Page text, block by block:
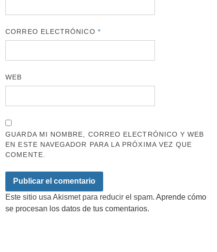
CORREO ELECTRÓNICO *
WEB
GUARDA MI NOMBRE, CORREO ELECTRÓNICO Y WEB
EN ESTE NAVEGADOR PARA LA PRÓXIMA VEZ QUE
COMENTE.
Este sitio usa Akismet para reducir el spam.Aprende cómo
se procesan los datos de tus comentarios.